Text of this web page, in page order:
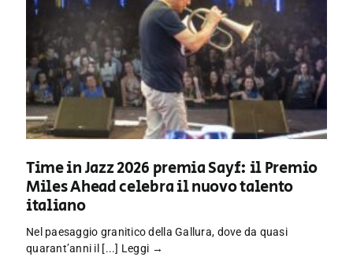
Time in Jazz 2026 premia Sayf: il Premio
Miles Ahead celebra il nuovo talento
italiano
Nel paesaggio granitico della Gallura, dove da quasi
quarant’anni il [...] Leggi →